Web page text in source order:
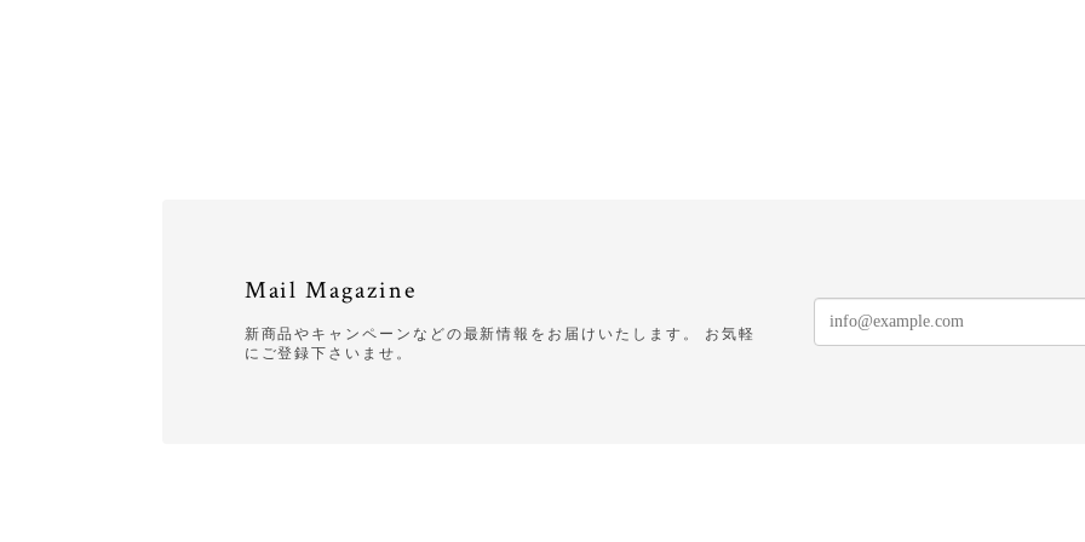
Mail Magazine
新商品やキャンペーンなどの最新情報をお届けいたします。 お気軽
にご登録下さいませ。